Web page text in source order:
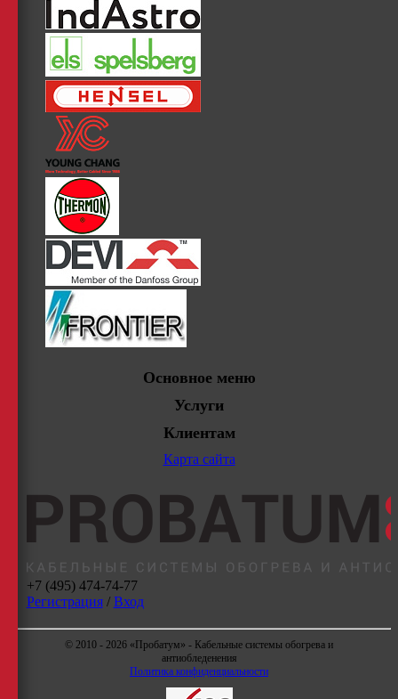
Основное меню
Услуги
Клиентам
Карта сайта
+7 (495) 474-74-77
Регистрация/ Вход
© 2010 - 2026 «Пробатум» - Кабельные системы обогрева и
антиобледенения
Политика конфиденциальности